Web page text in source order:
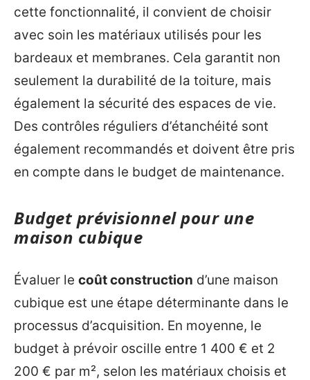
cette fonctionnalité, il convient de choisir
avec soin les matériaux utilisés pour les
bardeaux et membranes. Cela garantit non
seulement la durabilité de la toiture, mais
également la sécurité des espaces de vie.
Des contrôles réguliers d’étanchéité sont
également recommandés et doivent être pris
en compte dans le budget de maintenance.
Budget prévisionnel pour une
maison cubique
Évaluer le coût construction d’une maison
cubique est une étape déterminante dans le
processus d’acquisition. En moyenne, le
budget à prévoir oscille entre 1 400 € et 2
200 € par m², selon les matériaux choisis et